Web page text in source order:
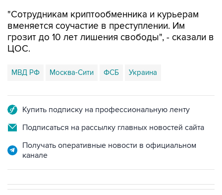
"Сотрудникам криптообменника и курьерам
вменяется соучастие в преступлении. Им
грозит до 10 лет лишения свободы", - сказали в
ЦОС.
МВД РФ Москва-Сити ФСБ Украина
Купить подписку на профессиональную ленту
Подписаться на рассылку главных новостей сайта
Получать оперативные новости в официальном
канале